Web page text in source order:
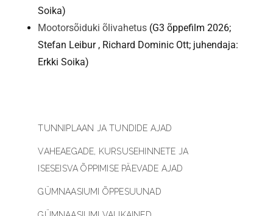
Soika)
Mootorsõiduki õlivahetus (G3 õppefilm 2026;
Stefan Leibur , Richard Dominic Ott; juhendaja:
Erkki Soika)
TUNNIPLAAN JA TUNDIDE AJAD
VAHEAEGADE, KURSUSEHINNETE JA
ISESEISVA ÕPPIMISE PÄEVADE AJAD
GÜMNAASIUMI ÕPPESUUNAD